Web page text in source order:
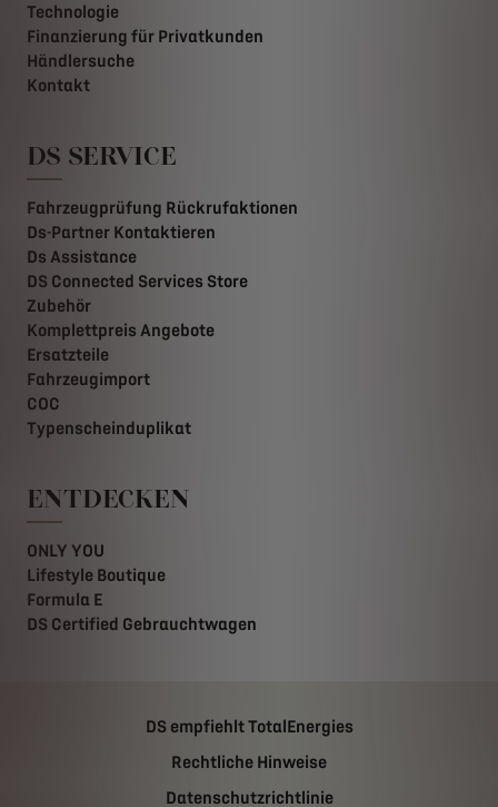
Technologie
Finanzierung für Privatkunden
Händlersuche
Kontakt
DS SERVICE
Fahrzeugprüfung Rückrufaktionen
Ds-Partner Kontaktieren
Ds Assistance
DS Connected Services Store
Zubehör
Komplettpreis Angebote
Ersatzteile
Fahrzeugimport
COC
Typenscheinduplikat
ENTDECKEN
ONLY YOU
Lifestyle Boutique
Formula E
DS Certified Gebrauchtwagen
DS empfiehlt TotalEnergies
Rechtliche Hinweise
Datenschutzrichtlinie